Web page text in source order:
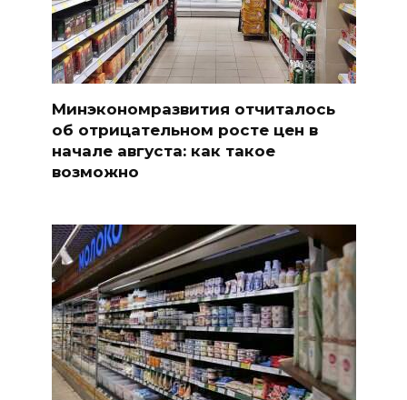
Минэкономразвития отчиталось
об отрицательном росте цен в
начале августа: как такое
возможно